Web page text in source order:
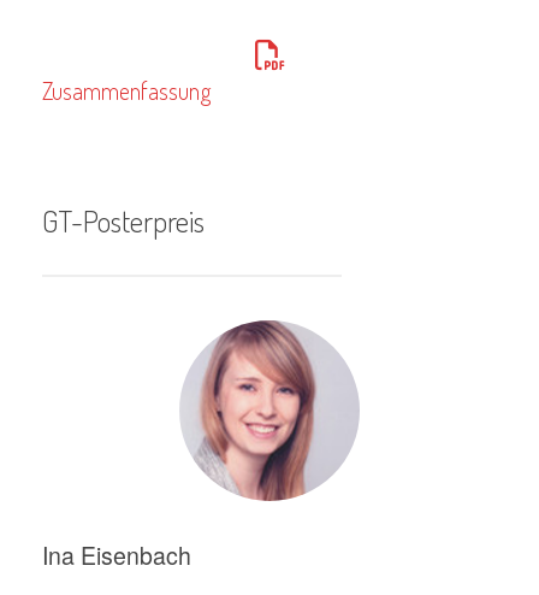
Zusammenfassung
GT-Posterpreis
Ina Eisenbach